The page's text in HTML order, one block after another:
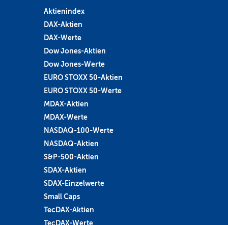
Aktienindex
DAX-Aktien
DAX-Werte
Dow Jones-Aktien
Dow Jones-Werte
EURO STOXX 50-Aktien
EURO STOXX 50-Werte
MDAX-Aktien
MDAX-Werte
NASDAQ-100-Werte
NASDAQ-Aktien
S&P-500-Aktien
SDAX-Aktien
SDAX-Einzelwerte
Small Caps
TecDAX-Aktien
TecDAX-Werte